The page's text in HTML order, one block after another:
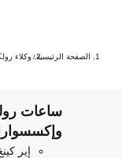
الصفحة الرئيسية/ وكلاء
ساعات
إير